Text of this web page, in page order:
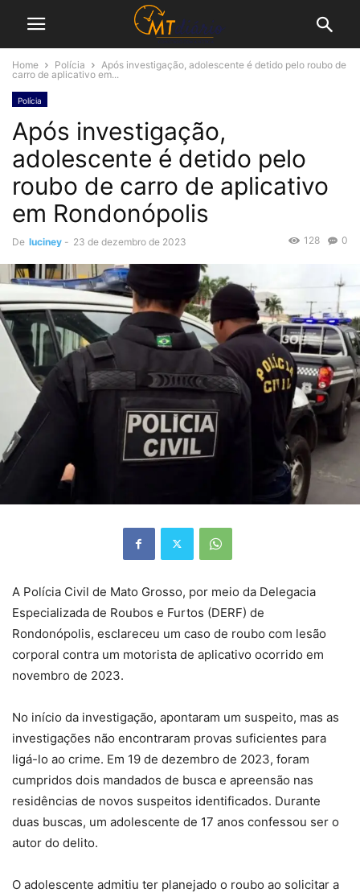
Home Polícia
Após investigação, adolescente é detido pelo roubo de
carro de aplicativo em...
Polícia
Após investigação,
adolescente é detido pelo
roubo de carro de aplicativo
em Rondonópolis
De luciney - 23 de dezembro de 2023 0
128
A Polícia Civil de Mato Grosso, por meio da Delegacia
Especializada de Roubos e Furtos (DERF) de
Rondonópolis, esclareceu um caso de roubo com lesão
corporal contra um motorista de aplicativo ocorrido em
novembro de 2023.
No início da investigação, apontaram um suspeito, mas as
investigações não encontraram provas suficientes para
ligá-lo ao crime. Em 19 de dezembro de 2023, foram
cumpridos dois mandados de busca e apreensão nas
residências de novos suspeitos identificados. Durante
duas buscas, um adolescente de 17 anos confessou ser o
autor do delito.
O adolescente admitiu ter planejado o roubo ao solicitar a